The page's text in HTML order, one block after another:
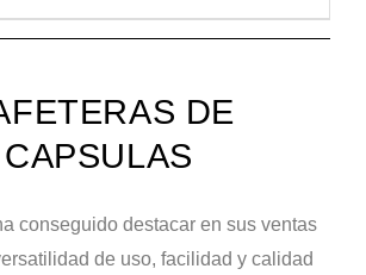
DE
CAPSULAS
conseguido destacar en sus ventas
de uso, facilidad y calidad